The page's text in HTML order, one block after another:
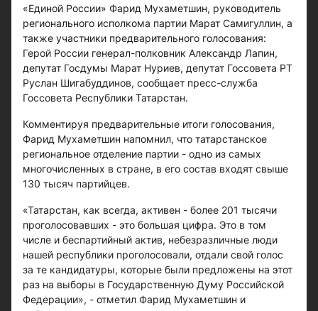
«Единой России» Фарид Мухаметшин, руководитель
регионального исполкома партии Марат Самигуллин, а
также участники предварительного голосования:
Герой России генерал-полковник Александр Лапин,
депутат Госдумы Марат Нуриев, депутат Госсовета РТ
Руслан Шигабуддинов, сообщает пресс-служба
Госсовета Республики Татарстан.
Комментируя предварительные итоги голосования,
Фарид Мухаметшин напомнил, что татарстанское
региональное отделение партии - одно из самых
многочисленных в стране, в его состав входят свыше
130 тысяч партийцев.
«Татарстан, как всегда, активен - более 201 тысячи
проголосовавших - это большая цифра. Это в том
числе и беспартийный актив, небезразличные люди
нашей республики проголосовали, отдали свой голос
за те кандидатуры, которые были предложены на этот
раз на выборы в Государственную Думу Российской
Федерации», - отметил Фарид Мухаметшин и